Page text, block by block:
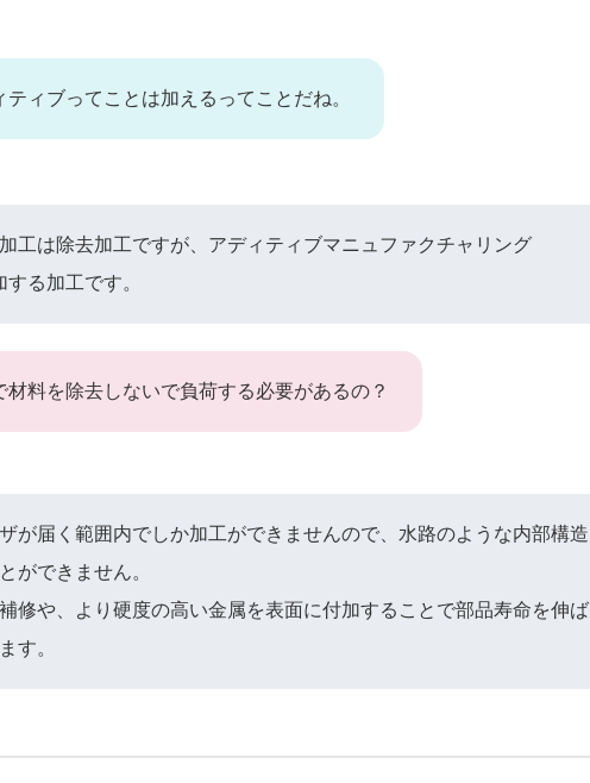
ティブってことは加えるってことだね。
工は除去加工ですが、アディティブマニュファクチャリング
する加工です。
材料を除去しないで負荷する必要があるの？
が届く範囲内でしか加工ができませんので、水路のような内部構造
ができません。
修や、より硬度の高い金属を表面に付加することで部品寿命を伸ば
す。